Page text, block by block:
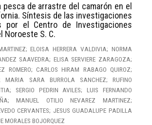
pesca de arrastre del camarón en el
Síntesis de las investigaciones
por el Centro de Investigaciones
Noroeste S. C.
ELOISA HERRERA VALDIVIA; NORMA
SAAVEDRA; ELISA SERVIERE ZARAGOZA;
ROMERO; CARLOS HIRAM RABAGO QUIROZ;
SARA BURROLA SANCHEZ; RUFINO
SERGIO PEDRIN AVILES; LUIS FERNANDO
MANUEL OTILIO NEVAREZ MARTINEZ;
CERVANTES; JESUS GUADALUPE PADILLA
MORALES BOJORQUEZ